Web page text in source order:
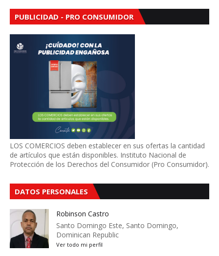
PUBLICIDAD - PRO CONSUMIDOR
LOS COMERCIOS deben establecer en sus ofertas la cantidad
de artículos que están disponibles. Instituto Nacional de
Protección de los Derechos del Consumidor (Pro Consumidor).
DATOS PERSONALES
Robinson Castro
Santo Domingo Este, Santo Domingo,
Dominican Republic
Ver todo mi perfil